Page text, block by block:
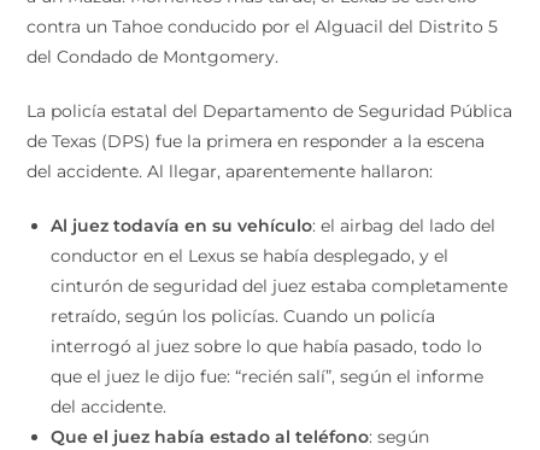
contra un Tahoe conducido por el Alguacil del Distrito 5
del Condado de Montgomery.
La policía estatal del Departamento de Seguridad Pública
de Texas (DPS) fue la primera en responder a la escena
del accidente. Al llegar, aparentemente hallaron:
Al juez todavía en su vehículo: el airbag del lado del
conductor en el Lexus se había desplegado, y el
cinturón de seguridad del juez estaba completamente
retraído, según los policías. Cuando un policía
interrogó al juez sobre lo que había pasado, todo lo
que el juez le dijo fue: “recién salí”, según el informe
del accidente.
Que el juez había estado al teléfono: según